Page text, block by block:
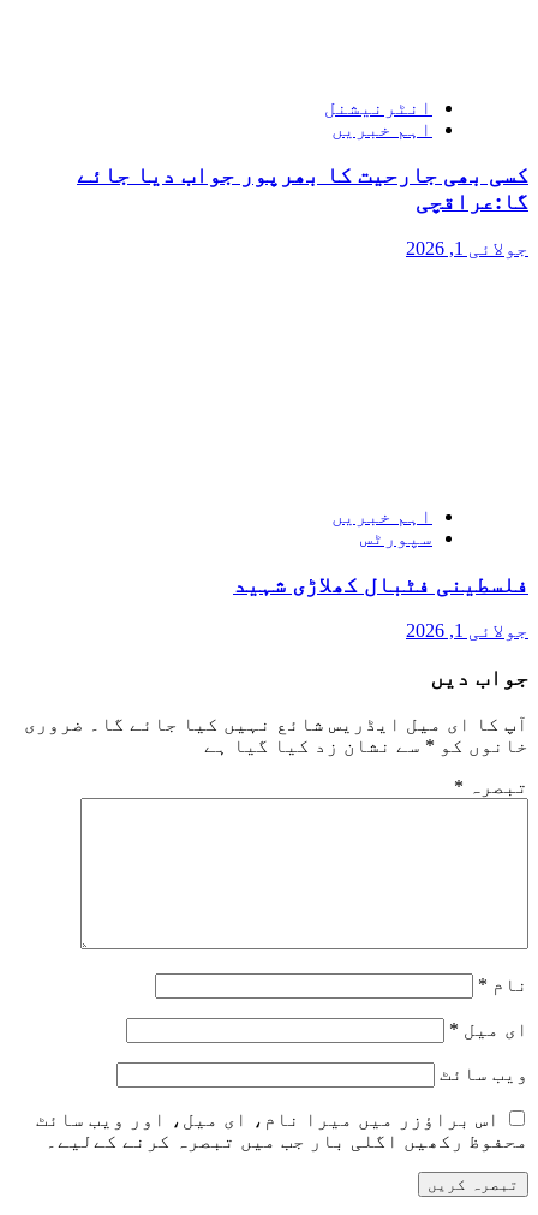
انٹرنیشنل
اہم خبریں
کسی بھی جارحیت کا بھرپور جواب دیا جائے
گا:عراقچی
جولائی 1, 2026
اہم خبریں
سپورٹس
فلسطینی فٹبال کھلاڑی شہید
جولائی 1, 2026
جواب دیں
آپ کا ای میل ایڈریس شائع نہیں کیا جائے گا۔
ضروری
خانوں کو * سے نشان زد کیا گیا ہے
تبصرہ *
نام *
ای میل *
ویب‌ سائٹ
اس براؤزر میں میرا نام، ای میل، اور ویب سائٹ
محفوظ رکھیں اگلی بار جب میں تبصرہ کرنے کےلیے۔